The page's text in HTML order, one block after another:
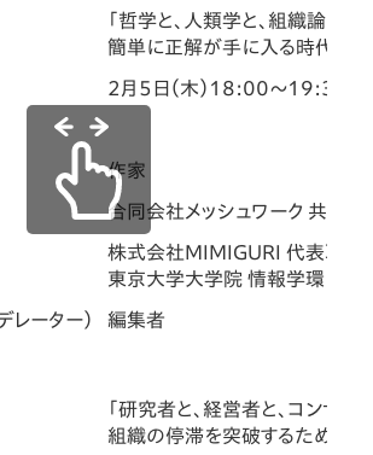
「哲学と、人類学と、組織論と…。
簡単に正解が手に入る時代に、
2月5日（木）18:00～19:30
作家
合同会社メッシュワーク 共同
株式会社MIMIGURI 代表取締
東京大学大学院 情報学環 客員
レーター） 編集者
「研究者と、経営者と、コンサル
組織の停滞を突破するために、